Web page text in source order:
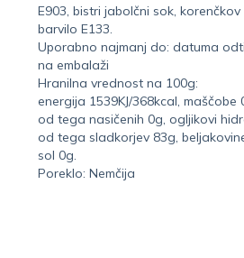
E903, bistri jabolčni sok, korenčkov
barvilo E133.
Uporabno najmanj do: datuma
na embalaži
Hranilna vrednost na 100g:
energija 1539KJ/368kcal, maščobe
od tega nasičenih 0g, ogljikovi
od tega sladkorjev 83g,
sol 0g.
Poreklo: Nemčija